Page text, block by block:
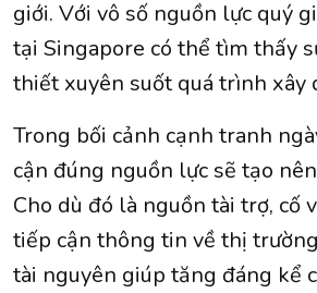
giới. Với vô số nguồn lực quý
tại Singapore có thể tìm thấy
thiết xuyên suốt quá trình xây
Trong bối cảnh cạnh tranh
cận đúng nguồn lực sẽ tạo
Cho dù đó là nguồn tài trợ, cố
tiếp cận thông tin về thị
tài nguyên giúp tăng đáng kể